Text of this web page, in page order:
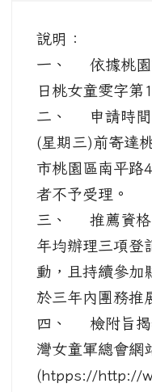
說明：
一、 依據桃園
日桃女童雯字第
二、 申請時間
(星期三)前寄達
市桃園區南平路
者不予受理。
三、 推薦資格
年均辦理三項登
動，且持續參加
於三年內團務推
四、 檢附旨揭
灣女童軍總會網
(htpps://http://